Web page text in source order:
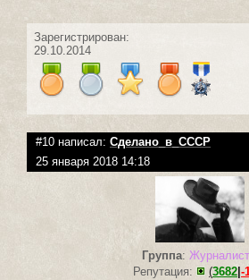
Зарегистрирован:
29.10.2014
#10 написал: Сделано_в_СССР
25 января 2018 14:18
Группа:
Репутация:
(3682 -